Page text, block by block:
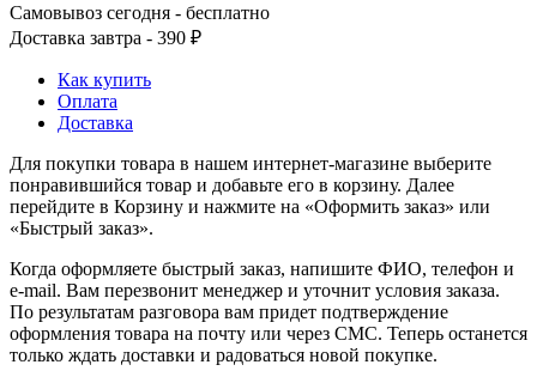
Самовывоз сегодня - бесплатно
Доставка завтра - 390 ₽
Как купить
Оплата
Доставка
Для покупки товара в нашем интернет-магазине выберите
понравившийся товар и добавьте его в корзину. Далее
перейдите в Корзину и нажмите на «Оформить заказ» или
«Быстрый заказ».
Когда оформляете быстрый заказ, напишите ФИО, телефон и
e-mail. Вам перезвонит менеджер и уточнит условия заказа.
По результатам разговора вам придет подтверждение
оформления товара на почту или через СМС. Теперь останется
только ждать доставки и радоваться новой покупке.